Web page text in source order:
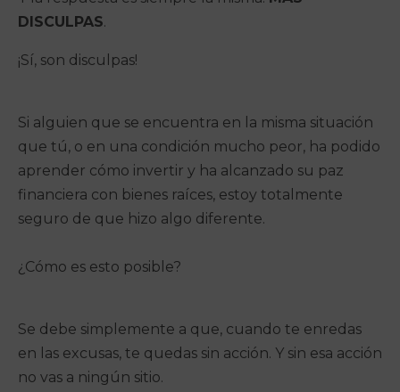
DISCULPAS.
¡Sí, son disculpas!
Si alguien que se encuentra en la misma situación
que tú, o en una condición mucho peor, ha podido
aprender cómo invertir y ha alcanzado su paz
financiera con bienes raíces, estoy totalmente
seguro de que hizo algo diferente.
¿Cómo es esto posible?
Se debe simplemente a que, cuando te enredas
en las excusas, te quedas sin acción. Y sin esa acción
no vas a ningún sitio.